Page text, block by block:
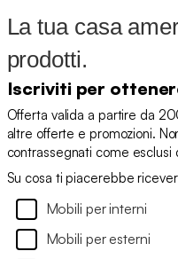
La tua casa
prodotti.
Iscriviti per
Offerta valida a partire da
altre offerte e promozioni.
contrassegnati come esclusi
Su cosa ti piacerebbe
Mobili per interni
Mobili per esterni